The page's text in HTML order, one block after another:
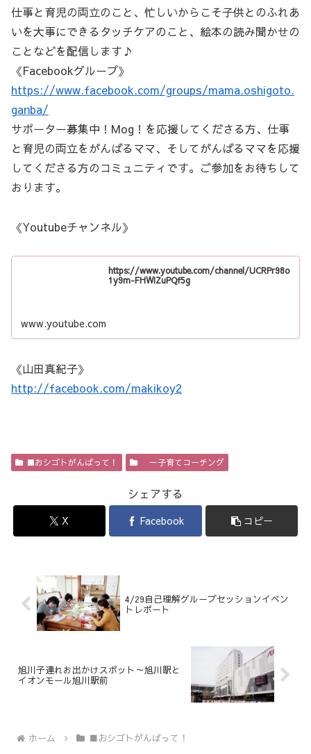
仕事と育児の両立のこと、忙しいからこそ子供とのふれあ
いを大事にできるタッチケアのこと、絵本の読み聞かせの
ことなどを配信します♪
《Facebookグループ》
https://www.facebook.com/groups/mama.oshigoto.
ganba/
サポーター募集中！Mog！を応援してくださる方、仕事
と育児の両立をがんばるママ、そしてがんばるママを応援
してくださる方のコミュニティです。ご参加をお待ちして
おります。
《Youtubeチャンネル》
https://www.youtube.com/channel/UCRPr98o
1y9m-FHWIZuPQf5g
www.youtube.com
《山田真紀子》
http://facebook.com/makikoy2
■おシゴトがんばって！ －子育てコーチング
シェアする
X Facebook コピー
4/29自己理解グループセッションイベン
トレポート
旭川子連れお出かけスポット～旭川駅と
イオンモール旭川駅前
ホーム ■おシゴトがんばって！